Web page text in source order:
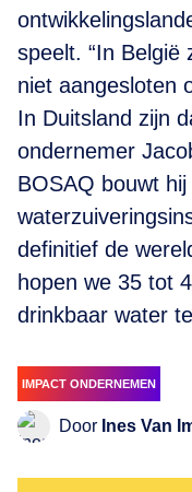
speelt. “In België
niet aangesloten
In Duitsland zijn
ondernemer
BOSAQ bouwt
definitief de
hopen we 35 tot
drinkbaar water
IMPACT ONDERNEMEN
Door Ines Van